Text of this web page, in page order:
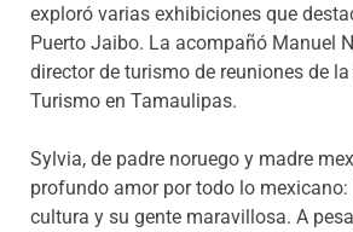
exploró varias exhibiciones que
Puerto Jaibo. La acompañó Manuel
director de turismo de reuniones de
Turismo en Tamaulipas.
Sylvia, de padre noruego y madre
profundo amor por todo lo
cultura y su gente maravillosa. A